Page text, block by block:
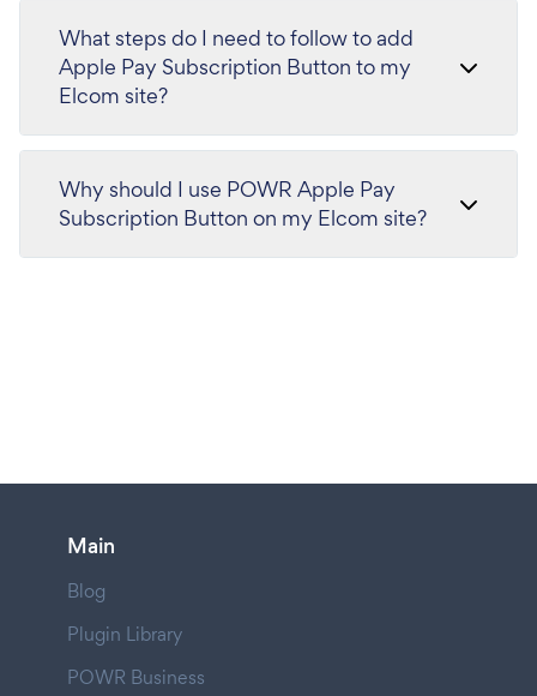
What steps do I need to follow to add
Apple Pay Subscription Button to my
Elcom site?
Why should I use POWR Apple Pay
Subscription Button on my Elcom site?
Main
Blog
Plugin Library
POWR Business